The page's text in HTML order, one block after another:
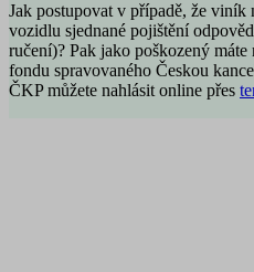
Jak postupovat v případě, že viník
vozidlu sjednané pojištění
ručení)? Pak jako poškozený
fondu spravovaného Českou
ČKP můžete nahlásit online přes